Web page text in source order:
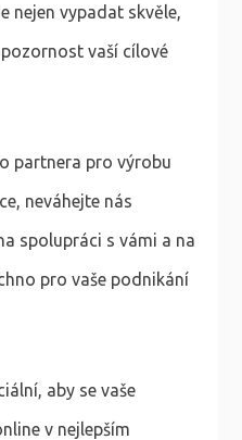
nejen vypadat skvěle,
vaší cílové
partnera pro výrobu
neváhejte nás
spolupráci s vámi a na
pro vaše podnikání
aby se vaše
v nejlepším